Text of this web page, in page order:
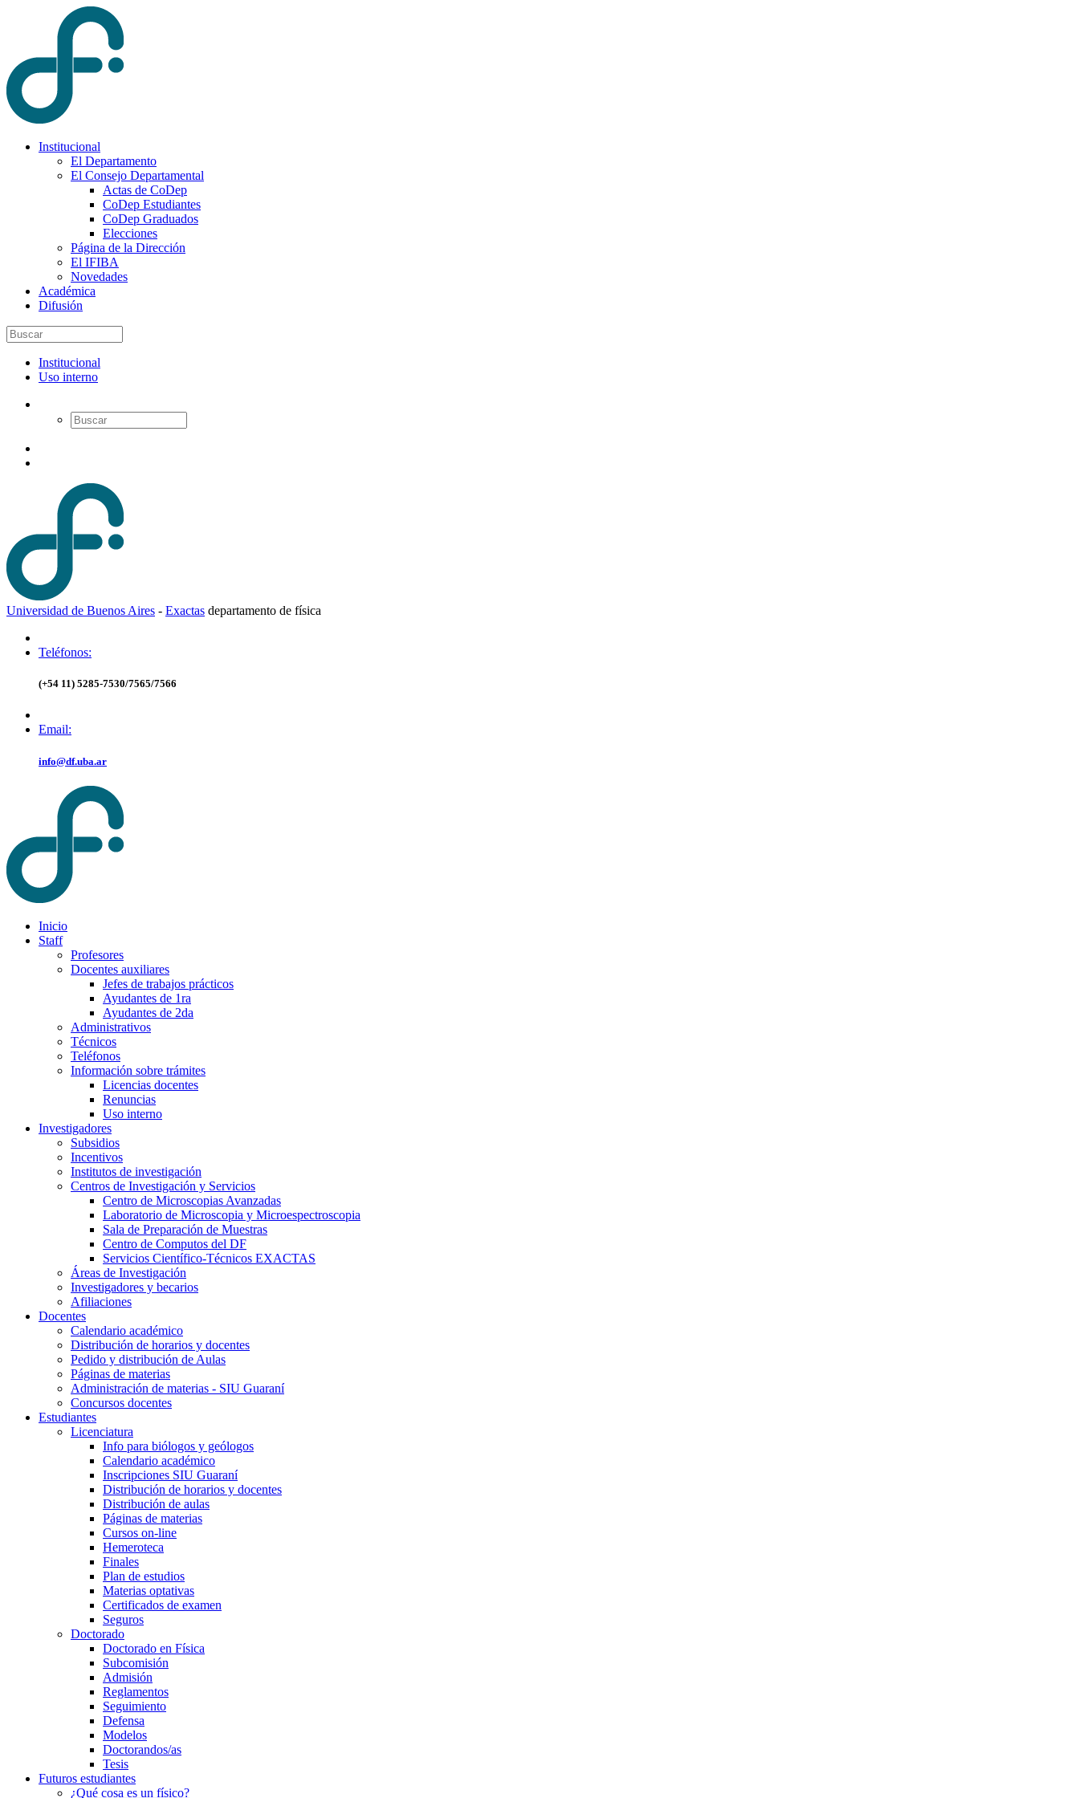
Institucional
El Departamento
El Consejo Departamental
Actas de CoDep
CoDep Estudiantes
CoDep Graduados
Elecciones
Página de la Dirección
El IFIBA
Novedades
Académica
Difusión
Institucional
Uso interno
Universidad de Buenos Aires - Exactas departamento de física
Teléfonos:
(+54 11) 5285-7530/7565/7566
Email:
info@df.uba.ar
Inicio
Staff
Profesores
Docentes auxiliares
Jefes de trabajos prácticos
Ayudantes de 1ra
Ayudantes de 2da
Administrativos
Técnicos
Teléfonos
Información sobre trámites
Licencias docentes
Renuncias
Uso interno
Investigadores
Subsidios
Incentivos
Institutos de investigación
Centros de Investigación y Servicios
Centro de Microscopias Avanzadas
Laboratorio de Microscopia y Microespectroscopia
Sala de Preparación de Muestras
Centro de Computos del DF
Servicios Científico-Técnicos EXACTAS
Áreas de Investigación
Investigadores y becarios
Afiliaciones
Docentes
Calendario académico
Distribución de horarios y docentes
Pedido y distribución de Aulas
Páginas de materias
Administración de materias - SIU Guaraní
Concursos docentes
Estudiantes
Licenciatura
Info para biólogos y geólogos
Calendario académico
Inscripciones SIU Guaraní
Distribución de horarios y docentes
Distribución de aulas
Páginas de materias
Cursos on-line
Hemeroteca
Finales
Plan de estudios
Materias optativas
Certificados de examen
Seguros
Doctorado
Doctorado en Física
Subcomisión
Admisión
Reglamentos
Seguimiento
Defensa
Modelos
Doctorandos/as
Tesis
Futuros estudiantes
¿Qué cosa es un físico?